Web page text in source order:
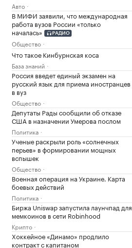
Авто
В МИФИ заявили, что международная
работа вузов России «только
началась»
РАДИО
Общество
Что такое Кинбурнская коса
База знаний
Россия введет единый экзамен на
русский язык для приема иностранцев
в вуз
Общество
Депутаты Рады сообщили об отказе
США в назначении Умерова послом
Политика
Ученые раскрыли роль «солнечных
перьев» в формировании мощных
вспышек
Общество
Военная операция на Украине. Карта
боевых действий
Политика
Биржа Uniswap запустила лаунчпад для
мемкоинов в сети Robinhood
Крипто
Хоккейное «Динамо» продлило
контракт с капитаном